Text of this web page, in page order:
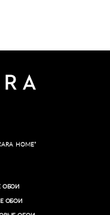
HOME”
ОБОИ
ОБОИ​